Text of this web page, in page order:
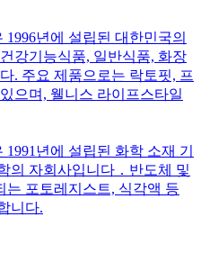
1996년에 설립된 대한민국의
강기능식품, 일반식품, 화장
. 주요 제품으로는 락토핏, 프
으며, 웰니스 라이프스타일
1991년에 설립된 화학 소재 기
의 자회사입니다．반도체 및
는 포토레지스트, 식각액 등
니다.